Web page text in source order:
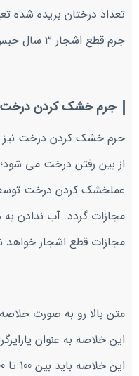
تعداد درختان بریده شده
جرم قطع اشجار 3 سال حبس خواهد بود.
جرم خشک کردن درخت
جرم خشک کردن درخت نیز
از بین رفتن درخت می شود؛
عملخشک کردن درخت
مجازات گردد. آب ندادن
مجازات قطع اشجار
متن بالا رو به صورت
این خلاصه به عنوان